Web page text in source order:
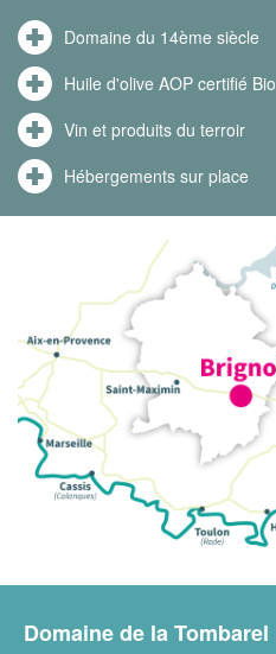
Domaine du 14ème siècle
Huile d'olive AOP certifié Bio
Vin et produits du terroir
Hébergements sur place
Domaine de la Tombarel